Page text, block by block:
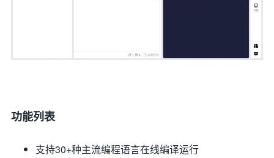
功能列表
支持30+种主流编程语言在线编译运行